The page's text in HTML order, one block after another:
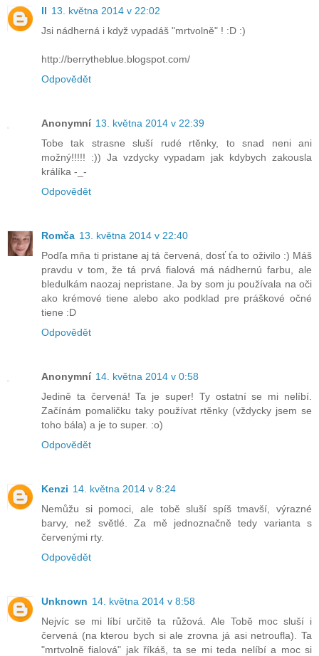
ll 13. května 2014 v 22:02
Jsi nádherná i když vypadáš "mrtvolně" ! :D :)
http://berrytheblue.blogspot.com/
Odpovědět
Anonymní 13. května 2014 v 22:39
Tobe tak strasne sluší rudé rtěnky, to snad neni ani
možný!!!!! :)) Ja vzdycky vypadam jak kdybych zakousla
králíka -_-
Odpovědět
Romča 13. května 2014 v 22:40
Podľa mňa ti pristane aj tá červená, dosť ťa to oživilo :) Máš
pravdu v tom, že tá prvá fialová má nádhernú farbu, ale
bledulkám naozaj nepristane. Ja by som ju používala na oči
ako krémové tiene alebo ako podklad pre práškové očné
tiene :D
Odpovědět
Anonymní 14. května 2014 v 0:58
Jedině ta červená! Ta je super! Ty ostatní se mi nelíbí.
Začínám pomaličku taky používat rtěnky (vždycky jsem se
toho bála) a je to super. :o)
Odpovědět
Kenzi 14. května 2014 v 8:24
Nemůžu si pomoci, ale tobě sluší spíš tmavší, výrazné
barvy, než světlé. Za mě jednoznačně tedy varianta s
červenými rty.
Odpovědět
Unknown 14. května 2014 v 8:58
Nejvíc se mi líbí určitě ta růžová. Ale Tobě moc sluší i
červená (na kterou bych si ale zrovna já asi netroufla). Ta
"mrtvolně fialová" jak říkáš, ta se mi teda nelíbí a moc si